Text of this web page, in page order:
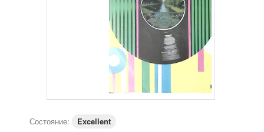
Состояние:
Excellent